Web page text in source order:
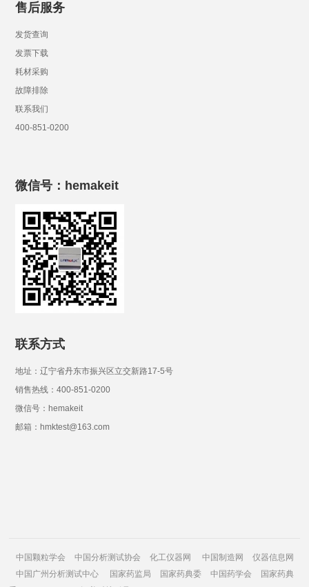
售后服务
发货查询
发票下载
耗材采购
故障排除
联系我们
400-851-0200
微信号：hemakeit
联系方式
地址：辽宁省丹东市振兴区立交新路17-5号
销售热线：400-851-0200
微信号：hemakeit
邮箱：hmktest@163.com
中国颗粒学会 中国分析测试协会 化工仪器网 中国制造网
仪器信息网
中国广州分析测试中心
国家药监局 国家药典委 中国药学会
国家药典